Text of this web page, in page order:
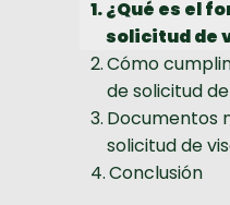
¿Qué es el
solicitud de
Cómo
de solicitud
Documentos
solicitud de
Conclusión